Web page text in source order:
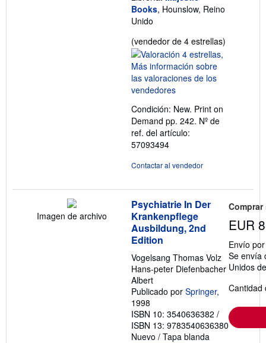
Books, Hounslow, Reino
Unido
(vendedor de 4 estrellas)
Condición: New. Print on
Demand pp. 242. Nº de
ref. del artículo:
57093494
Contactar al vendedor
Imagen de archivo
Psychiatrie In Der
Krankenpflege
Ausbildung, 2nd
Edition
Vogelsang Thomas Volz
Hans-peter Diefenbacher
Albert
Publicado por Springer,
1998
ISBN 10: 3540636382 /
ISBN 13: 9783540636380
Nuevo / Tapa blanda
EUR
Envío
Se envía
Unidos
Cantidad